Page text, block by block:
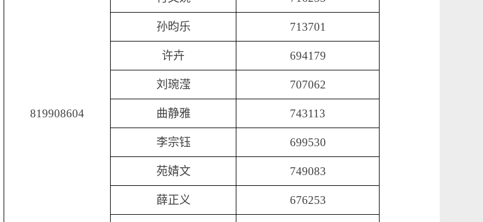
819908604
孙昀乐 713701
许卉 694179
刘琬滢 707062
曲静雅 743113
李宗钰 699530
苑婧文 749083
薛正义 676253